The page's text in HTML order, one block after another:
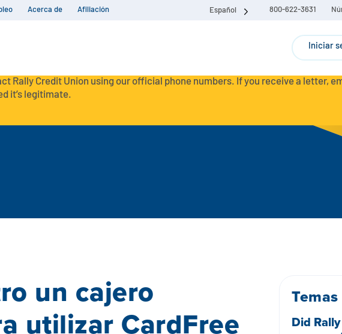
Acerca de Afiliación Español 800-622-3631
Iniciar
Rally Credit Union using our official phone numbers. If you receive a letter,
it’s legitimate.
un cajero
utilizar CardFree
Did